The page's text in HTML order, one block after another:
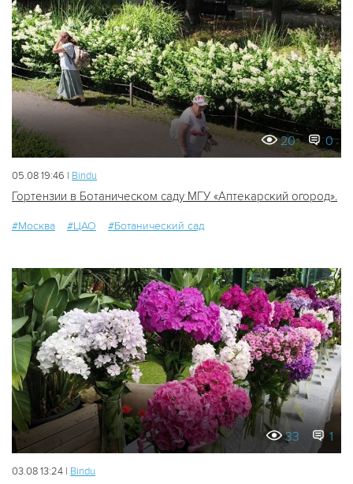
20 0
05.08 19:46 | Bindu
Гортензии в Ботаническом саду МГУ «Аптекарский огород».
#Москва #ЦАО #Ботанический сад
33 1
03.08 13:24 | Bindu